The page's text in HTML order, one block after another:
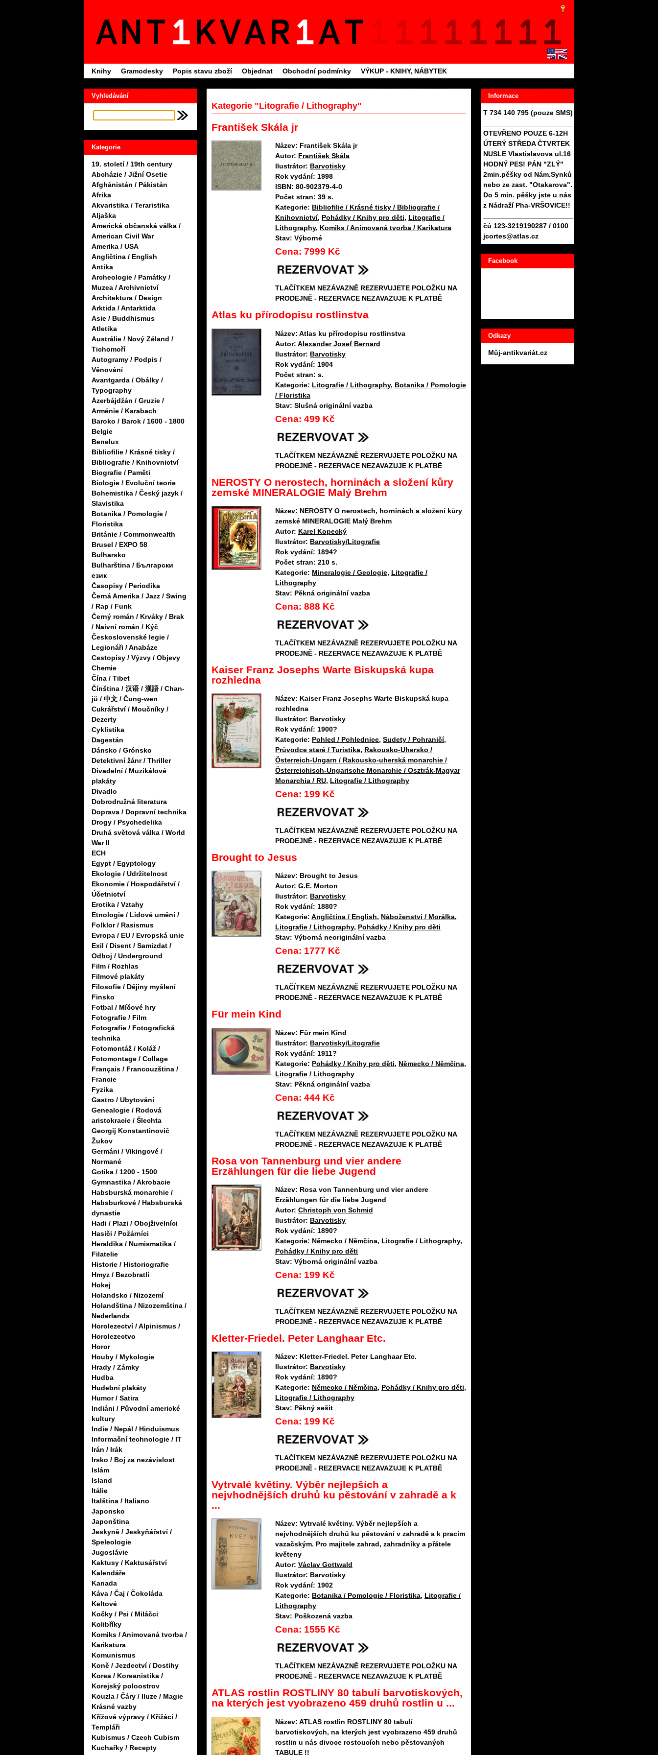
Knihy Gramodesky Popis stavu zboží Objednat Obchodní podmínky VÝKUP - KNIHY, NÁBYTEK
Vyhledávání
Kategorie
19. století / 19th century
Abcházie / Jižní Osetie
Afghánistán / Pákistán
Afrika
Akvaristika / Teraristika
Aljaška
Americká občanská válka /
American Civil War
Amerika / USA
Angličtina / English
Antika
Archeologie / Památky /
Muzea / Archivnictví
Architektura / Design
Arktida / Antarktida
Asie / Buddhismus
Atletika
Austrálie / Nový Zéland /
Tichomoří
Autogramy / Podpis /
Věnování
Avantgarda / Obálky /
Typography
Ázerbájdžán / Gruzie /
Arménie / Karabach
Baroko / Barok / 1600 - 1800
Belgie
Benelux
Bibliofilie / Krásné tisky /
Bibliografie / Knihovnictví
Biografie / Paměti
Biologie / Evoluční teorie
Bohemistika / Český jazyk /
Slavistika
Botanika / Pomologie /
Floristika
Británie / Commonwealth
Brusel / EXPO 58
Bulharsko
Bulharština / Български
език
Časopisy / Periodika
Černá Amerika / Jazz / Swing
/ Rap / Funk
Černý román / Krváky / Brak
/ Naivní román / Kýč
Československé legie /
Legionáři / Anabáze
Cestopisy / Výzvy / Objevy
Chemie
Čína / Tibet
Čínština / 汉语 / 漢語 / Chan-
jü / 中文 / Čung-wen
Cukrářství / Moučníky /
Dezerty
Cyklistika
Dagestán
Dánsko / Grónsko
Detektivní žánr / Thriller
Divadelní / Muzikálové
plakáty
Divadlo
Dobrodružná literatura
Doprava / Dopravní technika
Drogy / Psychedelika
Druhá světová válka / World
War II
ECH
Egypt / Egyptology
Ekologie / Udržitelnost
Ekonomie / Hospodářství /
Účetnictví
Erotika / Vztahy
Etnologie / Lidové umění /
Folklor / Rasismus
Evropa / EU / Evropská unie
Exil / Disent / Samizdat /
Odboj / Underground
Film / Rozhlas
Filmové plakáty
Filosofie / Dějiny myšlení
Finsko
Fotbal / Míčové hry
Fotografie / Film
Fotografie / Fotografická
technika
Fotomontáž / Koláž /
Fotomontage / Collage
Français / Francouzština /
Francie
Fyzika
Gastro / Ubytování
Genealogie / Rodová
aristokracie / Šlechta
Georgij Konstantinovič
Žukov
Germáni / Vikingové /
Normané
Gotika / 1200 - 1500
Gymnastika / Akrobacie
Habsburská monarchie /
Habsburkové / Habsburská
dynastie
Hadi / Plazi / Obojživelníci
Hasiči / Požárníci
Heraldika / Numismatika /
Filatelie
Historie / Historiografie
Hmyz / Bezobratlí
Hokej
Holandsko / Nizozemí
Holandština / Nizozemština /
Nederlands
Horolezectví / Alpinismus /
Horolezectvo
Horor
Houby / Mykologie
Hrady / Zámky
Hudba
Hudební plakáty
Humor / Satira
Indiáni / Původní americké
kultury
Indie / Nepál / Hinduismus
Informační technologie / IT
Irán / Irák
Irsko / Boj za nezávislost
Islám
Island
Itálie
Italština / Italiano
Japonsko
Japonština
Jeskyně / Jeskyňářství /
Speleologie
Jugoslávie
Kaktusy / Kaktusářství
Kalendáře
Kanada
Káva / Čaj / Čokoláda
Keltové
Kočky / Psi / Miláčci
Kolibříky
Komiks / Animovaná tvorba /
Karikatura
Komunismus
Koně / Jezdectví / Dostihy
Korea / Koreanistika /
Korejský poloostrov
Kouzla / Čáry / Iluze / Magie
Krásné vazby
Křížové výpravy / Křižáci /
Templáři
Kubismus / Czech Cubism
Kuchařky / Recepty
Informace
T 734 140 795 (pouze SMS)
OTEVŘENO POUZE 6-12H
ÚTERÝ STŘEDA ČTVRTEK
NUSLE Vlastislavova ul.16
HODNÝ PES! PÁN "ZLÝ"
2min.pěšky od Nám.Synků
nebo ze zast. "Otakarova".
Do 5 min. pěšky jste u nás
z Nádraží Pha-VRŠOVICE!!
čú 123-3219190287 / 0100
jcortes@atlas.cz
Facebook
Odkazy
Můj-antikvariát.cz
Kategorie "Litografie / Lithography"
František Skála jr
Název: František Skála jr
Autor: František Skála
Ilustrátor: Barvotisky
Rok vydání: 1998
ISBN: 80-902379-4-0
Počet stran: 39 s.
Kategorie: Bibliofilie / Krásné tisky / Bibliografie /
Knihovnictví, Pohádky / Knihy pro děti, Litografie /
Lithography, Komiks / Animovaná tvorba / Karikatura
Stav: Výborné
Cena: 7999 Kč
TLAČÍTKEM NEZÁVAZNĚ REZERVUJETE POLOŽKU NA
PRODEJNĚ - REZERVACE NEZAVAZUJE K PLATBĚ
Atlas ku přírodopisu rostlinstva
Název: Atlas ku přírodopisu rostlinstva
Autor: Alexander Josef Bernard
Ilustrátor: Barvotisky
Rok vydání: 1904
Počet stran: s.
Kategorie: Litografie / Lithography, Botanika / Pomologie
/ Floristika
Stav: Slušná originální vazba
Cena: 499 Kč
TLAČÍTKEM NEZÁVAZNĚ REZERVUJETE POLOŽKU NA
PRODEJNĚ - REZERVACE NEZAVAZUJE K PLATBĚ
NEROSTY O nerostech, horninách a složení kůry
zemské MINERALOGIE Malý Brehm
Název: NEROSTY O nerostech, horninách a složení kůry
zemské MINERALOGIE Malý Brehm
Autor: Karel Kopecký
Ilustrátor: Barvotisky/Litografie
Rok vydání: 1894?
Počet stran: 210 s.
Kategorie: Mineralogie / Geologie, Litografie /
Lithography
Stav: Pěkná originální vazba
Cena: 888 Kč
TLAČÍTKEM NEZÁVAZNĚ REZERVUJETE POLOŽKU NA
PRODEJNĚ - REZERVACE NEZAVAZUJE K PLATBĚ
Kaiser Franz Josephs Warte Biskupská kupa
rozhledna
Název: Kaiser Franz Josephs Warte Biskupská kupa
rozhledna
Ilustrátor: Barvotisky
Rok vydání: 1900?
Kategorie: Pohled / Pohlednice, Sudety / Pohraničí,
Průvodce staré / Turistika, Rakousko-Uhersko /
Österreich-Ungarn / Rakousko-uherská monarchie /
Österreichisch-Ungarische Monarchie / Osztrák-Magyar
Monarchia / RU, Litografie / Lithography
Cena: 199 Kč
TLAČÍTKEM NEZÁVAZNĚ REZERVUJETE POLOŽKU NA
PRODEJNĚ - REZERVACE NEZAVAZUJE K PLATBĚ
Brought to Jesus
Název: Brought to Jesus
Autor: G.E. Morton
Ilustrátor: Barvotisky
Rok vydání: 1880?
Kategorie: Angličtina / English, Náboženství / Morálka,
Litografie / Lithography, Pohádky / Knihy pro děti
Stav: Výborná neoriginální vazba
Cena: 1777 Kč
TLAČÍTKEM NEZÁVAZNĚ REZERVUJETE POLOŽKU NA
PRODEJNĚ - REZERVACE NEZAVAZUJE K PLATBĚ
Für mein Kind
Název: Für mein Kind
Ilustrátor: Barvotisky/Litografie
Rok vydání: 1911?
Kategorie: Pohádky / Knihy pro děti, Německo / Němčina,
Litografie / Lithography
Stav: Pěkná originální vazba
Cena: 444 Kč
TLAČÍTKEM NEZÁVAZNĚ REZERVUJETE POLOŽKU NA
PRODEJNĚ - REZERVACE NEZAVAZUJE K PLATBĚ
Rosa von Tannenburg und vier andere
Erzählungen für die liebe Jugend
Název: Rosa von Tannenburg und vier andere
Erzählungen für die liebe Jugend
Autor: Christoph von Schmid
Ilustrátor: Barvotisky
Rok vydání: 1890?
Kategorie: Německo / Němčina, Litografie / Lithography,
Pohádky / Knihy pro děti
Stav: Výborná originální vazba
Cena: 199 Kč
TLAČÍTKEM NEZÁVAZNĚ REZERVUJETE POLOŽKU NA
PRODEJNĚ - REZERVACE NEZAVAZUJE K PLATBĚ
Kletter-Friedel. Peter Langhaar Etc.
Název: Kletter-Friedel. Peter Langhaar Etc.
Ilustrátor: Barvotisky
Rok vydání: 1890?
Kategorie: Německo / Němčina, Pohádky / Knihy pro děti,
Litografie / Lithography
Stav: Pěkný sešit
Cena: 199 Kč
TLAČÍTKEM NEZÁVAZNĚ REZERVUJETE POLOŽKU NA
PRODEJNĚ - REZERVACE NEZAVAZUJE K PLATBĚ
Vytrvalé květiny. Výběr nejlepších a
nejvhodnějších druhů ku pěstování v zahradě a k
...
Název: Vytrvalé květiny. Výběr nejlepších a
nejvhodnějších druhů ku pěstování v zahradě a k pracím
vazačským. Pro majitele zahrad, zahradníky a přátele
květeny
Autor: Václav Gottwald
Ilustrátor: Barvotisky
Rok vydání: 1902
Kategorie: Botanika / Pomologie / Floristika, Litografie /
Lithography
Stav: Poškozená vazba
Cena: 1555 Kč
TLAČÍTKEM NEZÁVAZNĚ REZERVUJETE POLOŽKU NA
PRODEJNĚ - REZERVACE NEZAVAZUJE K PLATBĚ
ATLAS rostlin ROSTLINY 80 tabulí barvotiskových,
na kterých jest vyobrazeno 459 druhů rostlin u ...
Název: ATLAS rostlin ROSTLINY 80 tabulí
barvotiskových, na kterých jest vyobrazeno 459 druhů
rostlin u nás divoce rostoucích nebo pěstovaných
TABULE !!